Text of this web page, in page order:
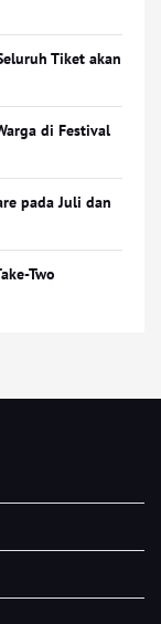
Tiket akan
di Festival
pada Juli dan
Two